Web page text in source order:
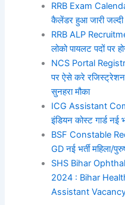
RRB Exam
कैलेंडर हुआ जारी
RRB ALP
लोको पायलट पदों पर
NCS Portal
पर ऐसे करे
सुनहरा मौका
ICG Assistant
इंडियन कोस्ट गार्ड
BSF Constable
GD नई भर्ती महिला/
SHS Bihar
2024 : Bihar
Assistant